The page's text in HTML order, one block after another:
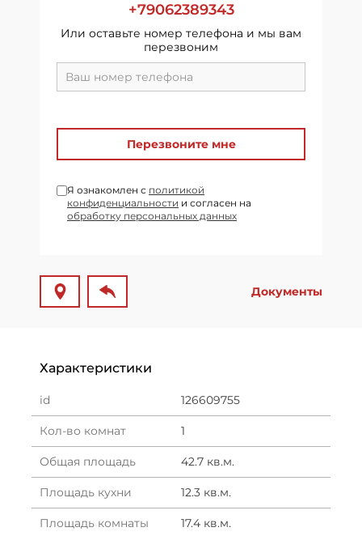
+79062389343
Или оставьте номер телефона и мы вам
перезвоним
Перезвоните мне
Я ознакомлен с политикой
конфиденциальности и согласен на
обработку персональных данных
Документы
Характеристики
id 126609755
Кол-во комнат 1
Общая площадь 42.7 кв.м.
Площадь кухни 12.3 кв.м.
Площадь комнаты 17.4 кв.м.